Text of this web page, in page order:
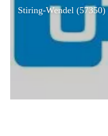
Stiring-Wendel (57350)